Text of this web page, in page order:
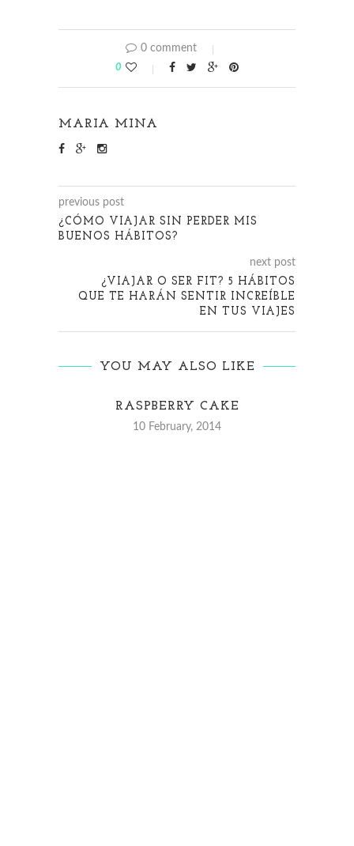
0 comment
0
MARIA MINA
previous post
¿CÓMO VIAJAR SIN PERDER MIS
BUENOS HÁBITOS?
next post
¿VIAJAR O SER FIT? 5 HÁBITOS
QUE TE HARÁN SENTIR INCREÍBLE
EN TUS VIAJES
YOU MAY ALSO LIKE
RASPBERRY CAKE
10 February, 2014